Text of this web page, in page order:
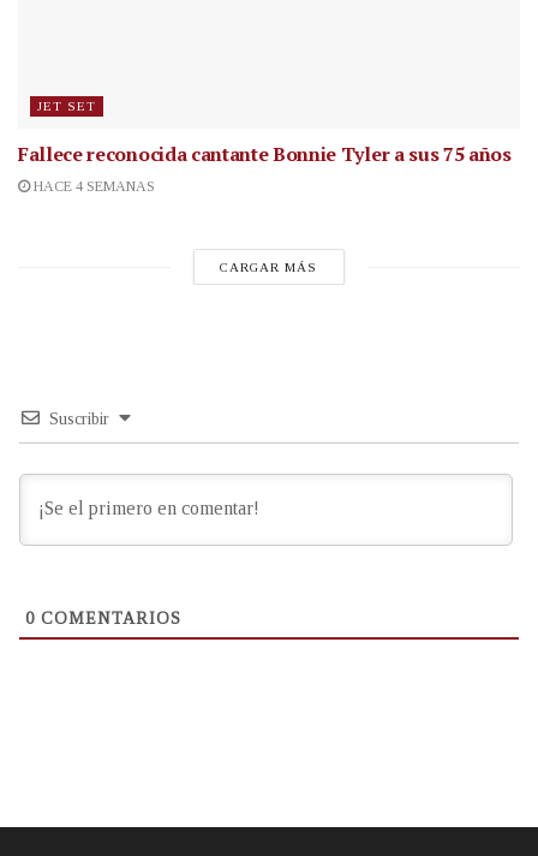
JET SET
Fallece reconocida cantanteBonnie Tyler a sus 75 años
HACE 4 SEMANAS
CARGAR MÁS
Suscribir
0 COMENTARIOS